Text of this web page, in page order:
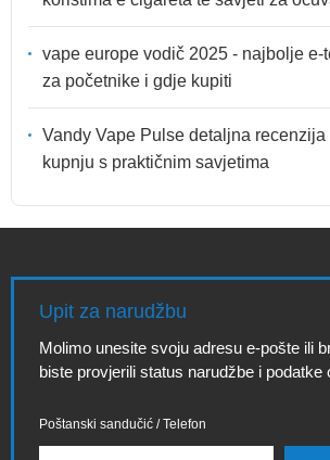
vape europe vodič 2025 - najbolje e-
za početnike i gdje kupiti
Vandy Vape Pulse detaljna recenzija
kupnju s praktičnim savjetima
Upit za narudžbu
Molimo unesite svoju adresu e-pošte ili
biste provjerili status narudžbe i podatke
Poštanski sandučić / Telefon